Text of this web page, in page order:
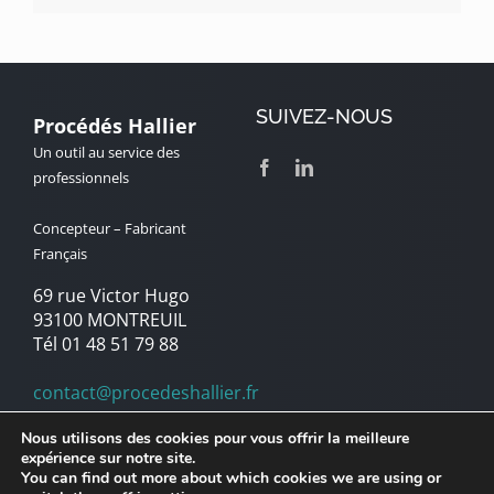
Procédés Hallier
Un outil au service des
professionnels
Concepteur – Fabricant
Français
69 rue Victor Hugo
93100 MONTREUIL
Tél 01 48 51 79 88
contact@procedeshallier.fr
SUIVEZ-NOUS
© Copyright 1992 – 2025 | Procédés Hallier | Marque du Groupe
Nous utilisons des cookies pour vous offrir la meilleure
expérience sur notre site.
You can find out more about which cookies we are using or